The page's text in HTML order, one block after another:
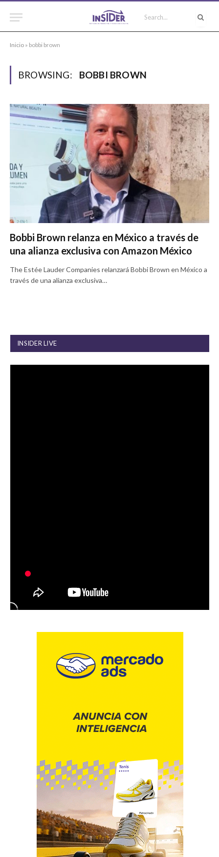
Inicio » bobbi brown
BROWSING: BOBBI BROWN
Bobbi Brown relanza en México a través de
una alianza exclusiva con Amazon México
The Estée Lauder Companies relanzará Bobbi Brown en México a
través de una alianza exclusiva…
INSIDER LIVE